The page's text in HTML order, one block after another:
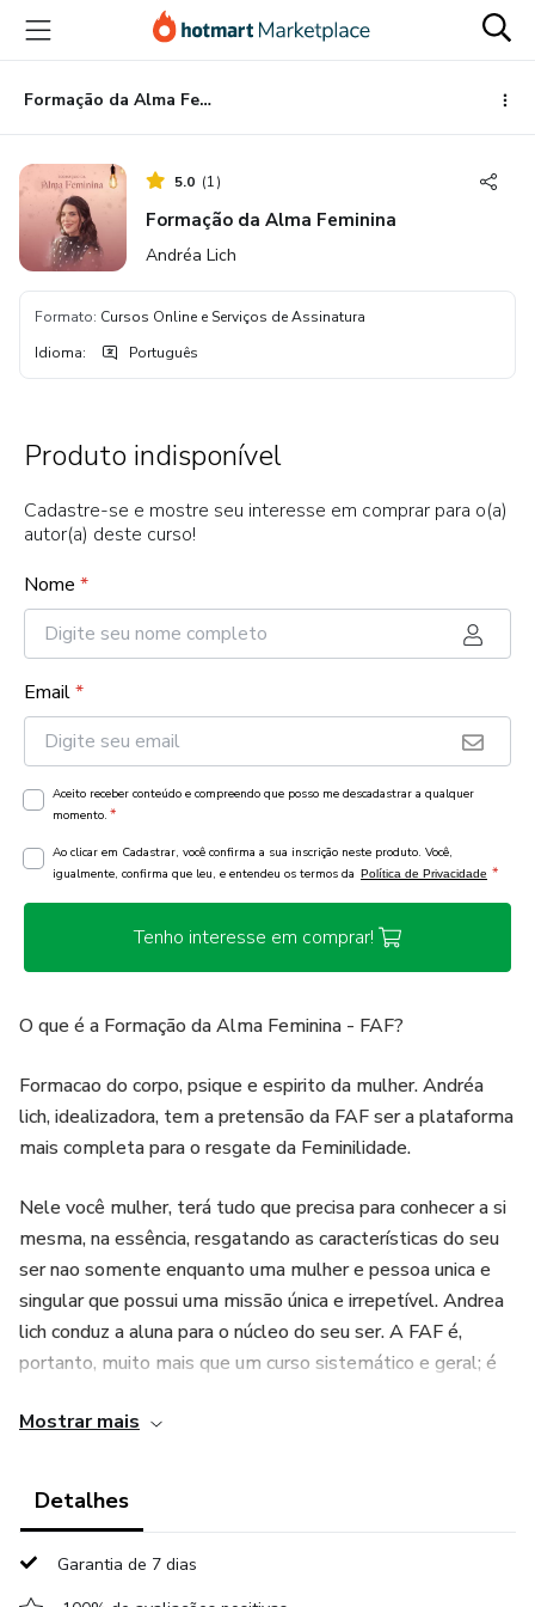
para
conteúdo
principal
para
pagamento
para
rodapé
Formação da Alma Feminina
5.0 (1)
Formação da Alma Feminina
Andréa Lich
Formato: Cursos Online e Serviços de Assinatura
Idioma: Português
Produto indisponível
Cadastre-se e mostre seu interesse em comprar para o(a)
autor(a) deste curso!
Nome *
Email*
Aceito receber conteúdo e compreendo que posso me descadastrar a qualquer
momento. *
Ao clicar em Cadastrar, você confirma a sua inscrição neste produto. Você,
igualmente, confirma que leu, e entendeu os termos da Política de Privacidade *
Tenho interesse em comprar!
O que é a Formação da Alma Feminina - FAF?
Formacao do corpo, psique e espirito da mulher. Andréa
lich, idealizadora, tem a pretensão da FAF ser a plataforma
mais completa para o resgate da Feminilidade.
Nele você mulher, terá tudo que precisa para conhecer a si
mesma, na essência, resgatando as características do seu
ser nao somente enquanto uma mulher e pessoa unica e
singular que possui uma missão única e irrepetível. Andrea
lich conduz a aluna para o núcleo do seu ser. A FAF é,
portanto, muito mais que um curso sistemático e geral; é
A FAF é um plano de assinatura, com novos conteúdos
indicações de livros, filmes e documentários, testes e
Mostrar mais
Detalhes
Garantia de 7 dias